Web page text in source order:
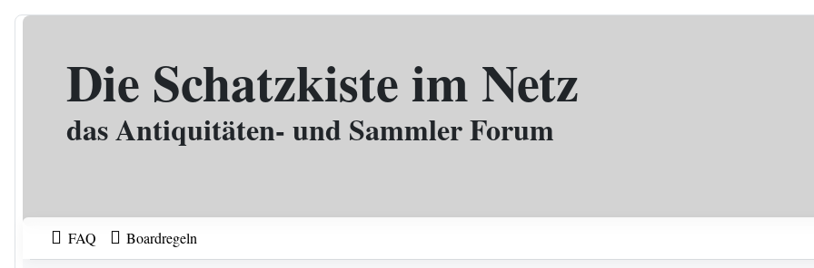
Zum Inhalt
Die Schatzkiste im Netz
das Antiquitäten- und Sammler Forum
FAQ Boardregeln